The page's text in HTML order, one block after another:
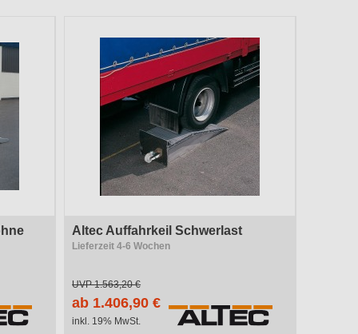
Anzahl Ebenen
Altec Auffahrkeil Schwerlast
Lieferzeit 4-6 Wochen
UVP1.563,20 €
ab 1.406,90 €
inkl. 19% MwSt.